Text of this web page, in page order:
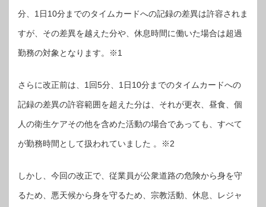
分、1日10分までのタイムカードへの記録の差異は許容されま
すが、その差異を越えた分や、休息時間に働いた場合は超過
勤務の対象となります。※1
さらに改正前は、1回5分、1日10分までのタイムカードへの
記録の差異の許容範囲を超えた分は、それが更衣、昼食、個
人の衛生ケアその他を含めた活動の場合であっても、すべて
が勤務時間として扱われていました 。※2
しかし、今回の改正で、従業員が公衆道路の危険から身を守
るため、悪天候から身を守るため、宗教活動、休息、レジャ